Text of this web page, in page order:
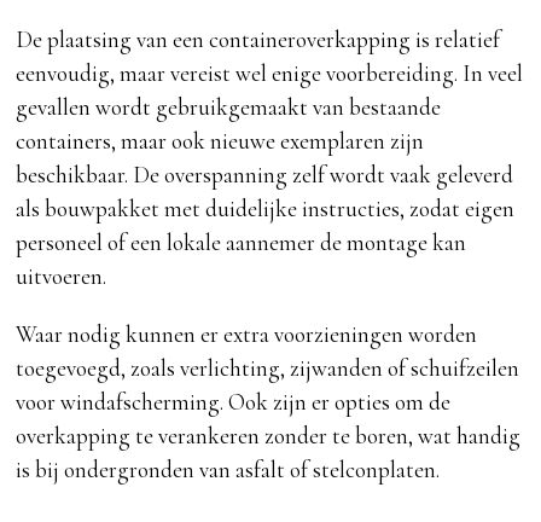
De plaatsing van een containeroverkapping is relatief
eenvoudig, maar vereist wel enige voorbereiding. In veel
gevallen wordt gebruikgemaakt van bestaande
containers, maar ook nieuwe exemplaren zijn
beschikbaar. De overspanning zelf wordt vaak geleverd
als bouwpakket met duidelijke instructies, zodat eigen
personeel of een lokale aannemer de montage kan
uitvoeren.
Waar nodig kunnen er extra voorzieningen worden
toegevoegd, zoals verlichting, zijwanden of schuifzeilen
voor windafscherming. Ook zijn er opties om de
overkapping te verankeren zonder te boren, wat handig
is bij ondergronden van asfalt of stelconplaten.